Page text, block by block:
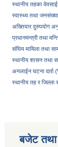
स्थानीय तहका
स्वास्थ्य तथा
अख्तियार दुरुपयोग
प्रधानमन्त्री तथा
संघिय मामिला तथा
स्थानीय शासन तथा
अनलाईन घटना
स्थानीय तह र जिल्ला
बजेट तथा